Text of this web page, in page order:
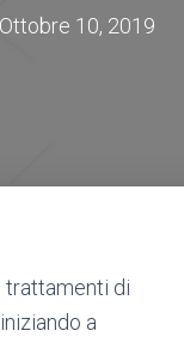
Ottobre 10, 2019
trattamenti di
a